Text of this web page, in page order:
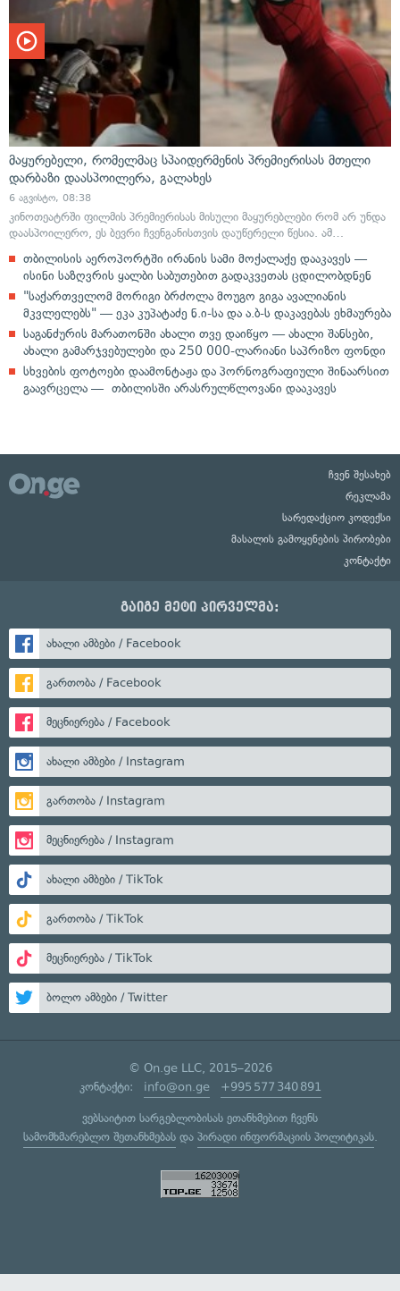
მაყურებელი, რომელმაც სპაიდერმენის პრემიერისას მთელი
დარბაზი დაასპოილერა, გალახეს
6 აგვისტო, 08:38
კინოთეატრში ფილმის პრემიერისას მისული მაყურებლები რომ არ უნდა
დაასპოილერო, ეს ბევრი ჩვენგანისთვის დაუწერელი წესია. ამ…
თბილისის აეროპორტში ირანის სამი მოქალაქე დააკავეს —
ისინი საზღვრის ყალბი საბუთებით გადაკვეთას ცდილობდნენ
"საქართველომ მორიგი ბრძოლა მოუგო გიგა ავალიანის
მკვლელებს" — ეკა კუპატაძე ნ.ი-სა და ა.ბ-ს დაკავებას ეხმაურება
საგანძურის მარათონში ახალი თვე დაიწყო — ახალი შანსები,
ახალი გამარჯვებულები და 250 000-ლარიანი საპრიზო ფონდი
სხვების ფოტოები დაამონტაჟა და პორნოგრაფიული შინაარსით
გაავრცელა — თბილისში არასრულწლოვანი დააკავეს
ჩვენ შესახებ
რეკლამა
სარედაქციო კოდექსი
მასალის გამოყენების პირობები
კონტაქტი
გაიგე მეტი პირველმა:
ახალი ამბები / Facebook
გართობა / Facebook
მეცნიერება / Facebook
ახალი ამბები / Instagram
გართობა / Instagram
მეცნიერება / Instagram
ახალი ამბები / TikTok
გართობა / TikTok
მეცნიერება / TikTok
ბოლო ამბები / Twitter
© On.ge LLC, 2015–2026
კონტაქტი: info@on.ge +995 577 340 891
ვებსაიტით სარგებლობისას ეთანხმებით ჩვენს
სამომხმარებლო შეთანხმებასდა პირადი ინფორმაციის პოლიტიკას.